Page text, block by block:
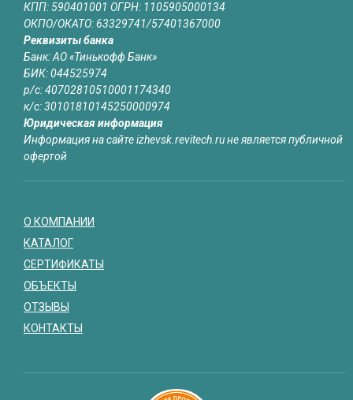
КПП: 590401001 ОГРН: 1105905000134
ОКПО/ОКАТО: 63329741/57401367000
Реквизиты банка
Банк: АО «Тинькофф Банк»
БИК: 044525974
р/с: 40702810510001174340
к/с: 30101810145250000974
Юридическая информация
Информация на сайте izhevsk.revitech.ru не является публичной
офертой
О КОМПАНИИ
КАТАЛОГ
СЕРТИФИКАТЫ
ОБЪЕКТЫ
ОТЗЫВЫ
КОНТАКТЫ